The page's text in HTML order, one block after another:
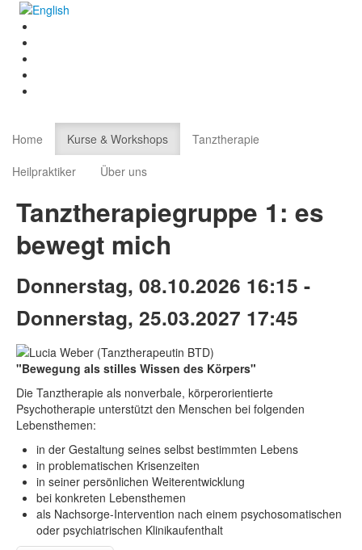
Home Kurse & Workshops
Tanztherapie
Heilpraktiker
Über uns
Tanztherapiegruppe 1: es
bewegt mich
Donnerstag, 08.10.2026 16:15 -
Donnerstag, 25.03.2027 17:45
"Bewegung als stilles Wissen des Körpers"
Die Tanztherapie als nonverbale, körperorientierte
Psychotherapie unterstützt den Menschen bei folgenden
Lebensthemen:
in der Gestaltung seines selbst bestimmten Lebens
in problematischen Krisenzeiten
in seiner persönlichen Weiterentwicklung
bei konkreten Lebensthemen
als Nachsorge-Intervention nach einem psychosomatischen
oder psychiatrischen Klinikaufenthalt